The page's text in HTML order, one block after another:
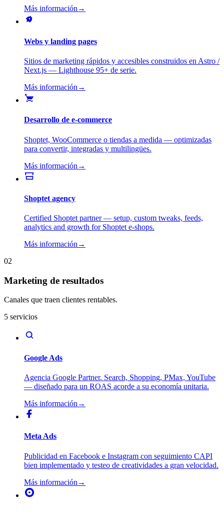
Más información→
Webs y landing pages
Sitios de marketing rápidos y accesibles construidos en Astro /
Next.js — Lighthouse 95+ de serie.
Más información →
Desarrollo de e-commerce
Shoptet, WooCommerce o tiendas a medida — optimizadas
para convertir, integradas y multilingües.
Más información →
Shoptet agency
Certified Shoptet partner — setup, custom tweaks, feeds,
analytics and growth for Shoptet e-shops.
Más información →
02
Marketing de resultados
Canales que traen clientes rentables.
5 servicios
Google Ads
Agencia Google Partner. Search, Shopping, PMax, YouTube
— diseñado para un ROAS acorde a su economía unitaria.
Más información →
Meta Ads
Publicidad en Facebook e Instagram con seguimiento CAPI
bien implementado y testeo de creatividades a gran velocidad.
Más información →